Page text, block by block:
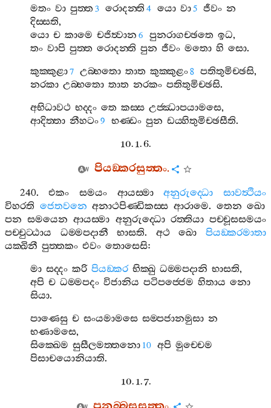
මතං වා පුත‍්ත 3 රොදන‍්ති 4 යො වා5 ජීවං න
දිස‍්සති,
යො ච කාමෙ චජිත්‍වාන 6 පුනරාගච‍්ඡතෙ ඉධ,
තං වාපි පුත‍්ත රොදන‍්ති පුන ජීවං මතො හි සො.
කුක‍්කුළා7 උබ‍්භතො තාත කුක‍්කුළං8 පතිතුමිච‍්ඡසි,
නරකා උබ‍්භතො තාත නරකං පතිතුමිච‍්ඡසි.
අභිධාවථ භද‍්දං තෙ කස‍්ස උජ‍්ඣාපයාමසෙ,
ආදිත‍්තා නීහටං9 භණ‍්ඩං පුන ඩය‍්හිතුමිච‍්ඡසීති.
10. 1. 6.
පියඞ‍්කරසුත‍්තං.
240.එකං සමයං ආයස‍්මා අනුරුද‍්ධො
සාවත්‍ථියං
විහරති ජෙතවනෙ අනාථපිණ‍්ඩිකස‍්ස ආරාමෙ. තෙන ඛො
පන සමයෙන ආයස‍්මා අනුරුද‍්ධො රත‍්තියා පච‍්චූසසමයං
පච‍්චුට‍්ඨාය
ධම‍්මපදානී භාසති. අථ ඛො
පියඞ‍්කරමාතා
යක‍්ඛිනී පුත‍්තකං එවං තොසෙසි:
මා සද‍්දං කරි පියඞ‍්කර භික‍්ඛු ධම‍්මපදානි භාසති,
අපි ච ධම‍්මපදං විජානිය පටිපජ‍්ජෙම හිතාය නො
සියා.
පාණෙසු ච සංයමාමසෙ සම‍්පජානමුසා න
භණාමසෙ,
සික‍්ඛෙම සුසීලමත‍්තනො 10 අපි මුච‍්චෙම
පිසාචයොනියාති.
10. 1. 7.